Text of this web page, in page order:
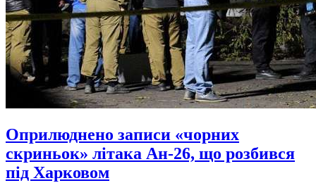
Оприлюднено записи «чорних
скриньок» літака Ан-26, що розбився
під Харковом